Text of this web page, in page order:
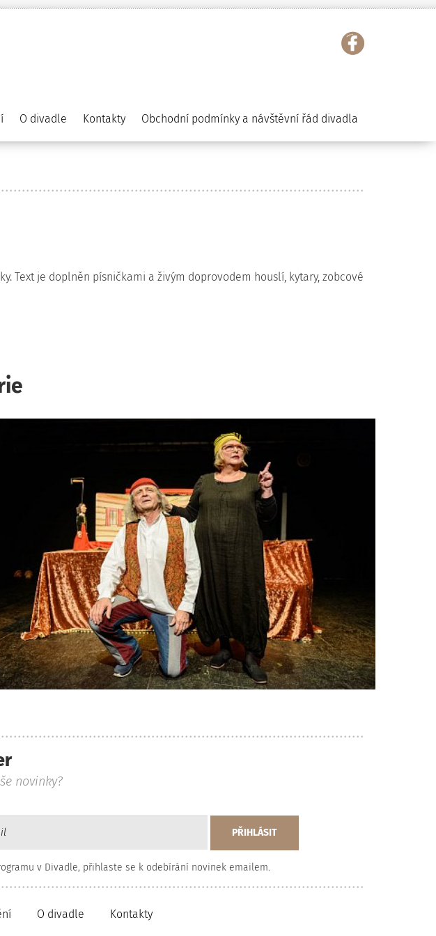
O divadle Kontakty Obchodní podmínky a návštěvní řád divadla
Text je doplněn písničkami a živým doprovodem houslí, kytary, zobcové
novinky?
v Divadle, přihlaste se k odebírání novinek emailem.
O divadle Kontakty